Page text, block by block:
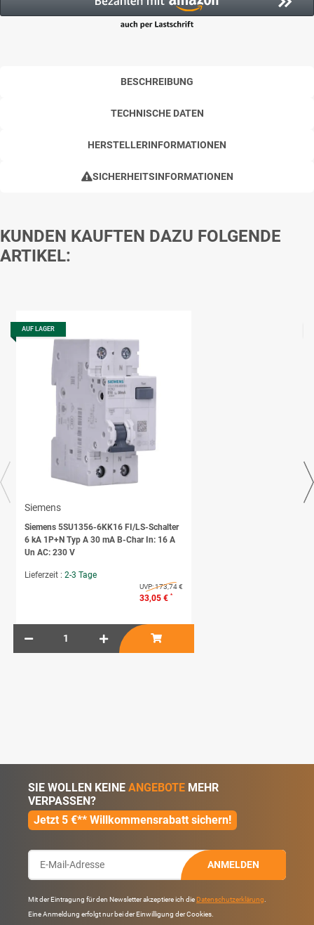
BESCHREIBUNG
TECHNISCHE DATEN
HERSTELLERINFORMATIONEN
SICHERHEITSINFORMATIONEN
KUNDEN KAUFTEN DAZU FOLGENDE
ARTIKEL:
AUF LAGER
Siemens
Siemens 5SU1356-6KK16 FI/LS-Schalter
6 kA 1P+N Typ A 30 mA B-Char In: 16 A
Un AC: 230 V
Lieferzeit : 2-3 Tage
UVP:173,74 €
33,05 € *
SIE WOLLEN KEINE ANGEBOTE MEHR
VERPASSEN?
Jetzt 5 €** Willkommensrabatt sichern!
ANMELDEN
Mit der Eintragung für den Newsletter akzeptiere ich die Datenschutzerklärung
Eine Anmeldung erfolgt nur bei der Einwilligung der Cookies.